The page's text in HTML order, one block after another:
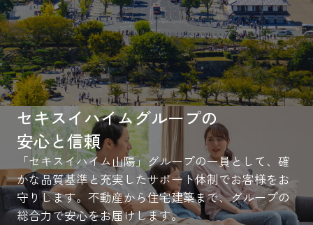
セキスイハイムグループの
安心と信頼
「セキスイハイム山陽」グループの一員として、確
かな品質基準と充実したサポート体制でお客様をお
守りします。不動産から住宅建築まで、グループの
総合力で安心をお届けします。